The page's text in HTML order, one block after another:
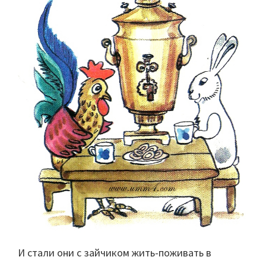
И стали они с зайчиком жить-поживать в